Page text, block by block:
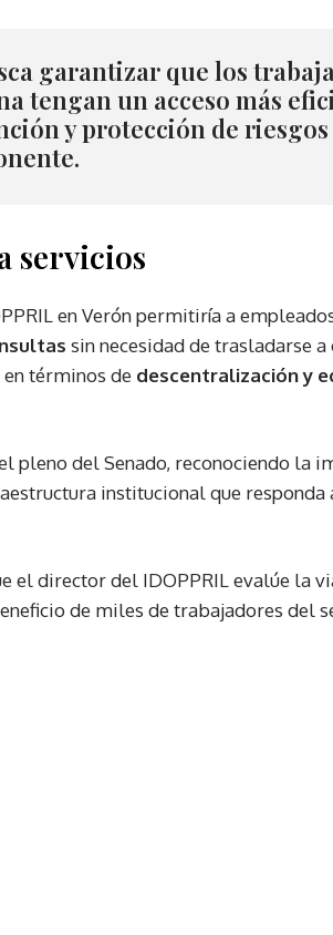
garantizar que los
tengan un acceso más
y protección de
servicios
en Verón permitiría a
sin necesidad de trasladarse
términos de descentralización y
pleno del Senado, reconociendo la
institucional que
el director del IDOPPRIL evalúe la
de miles de trabajadores del